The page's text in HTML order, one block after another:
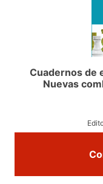
Cuadernos de
Nuevas